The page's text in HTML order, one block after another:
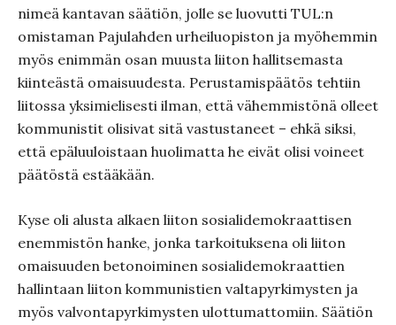
nimeä kantavan säätiön, jolle se luovutti TUL:n
omistaman Pajulahden urheiluopiston ja myöhemmin
myös enimmän osan muusta liiton hallitsemasta
kiinteästä omaisuudesta. Perustamispäätös tehtiin
liitossa yksimielisesti ilman, että vähemmistönä olleet
kommunistit olisivat sitä vastustaneet – ehkä siksi,
että epäluuloistaan huolimatta he eivät olisi voineet
päätöstä estääkään.
Kyse oli alusta alkaen liiton sosialidemokraattisen
enemmistön hanke, jonka tarkoituksena oli liiton
omaisuuden betonoiminen sosialidemokraattien
hallintaan liiton kommunistien valtapyrkimysten ja
myös valvontapyrkimysten ulottumattomiin. Säätiön